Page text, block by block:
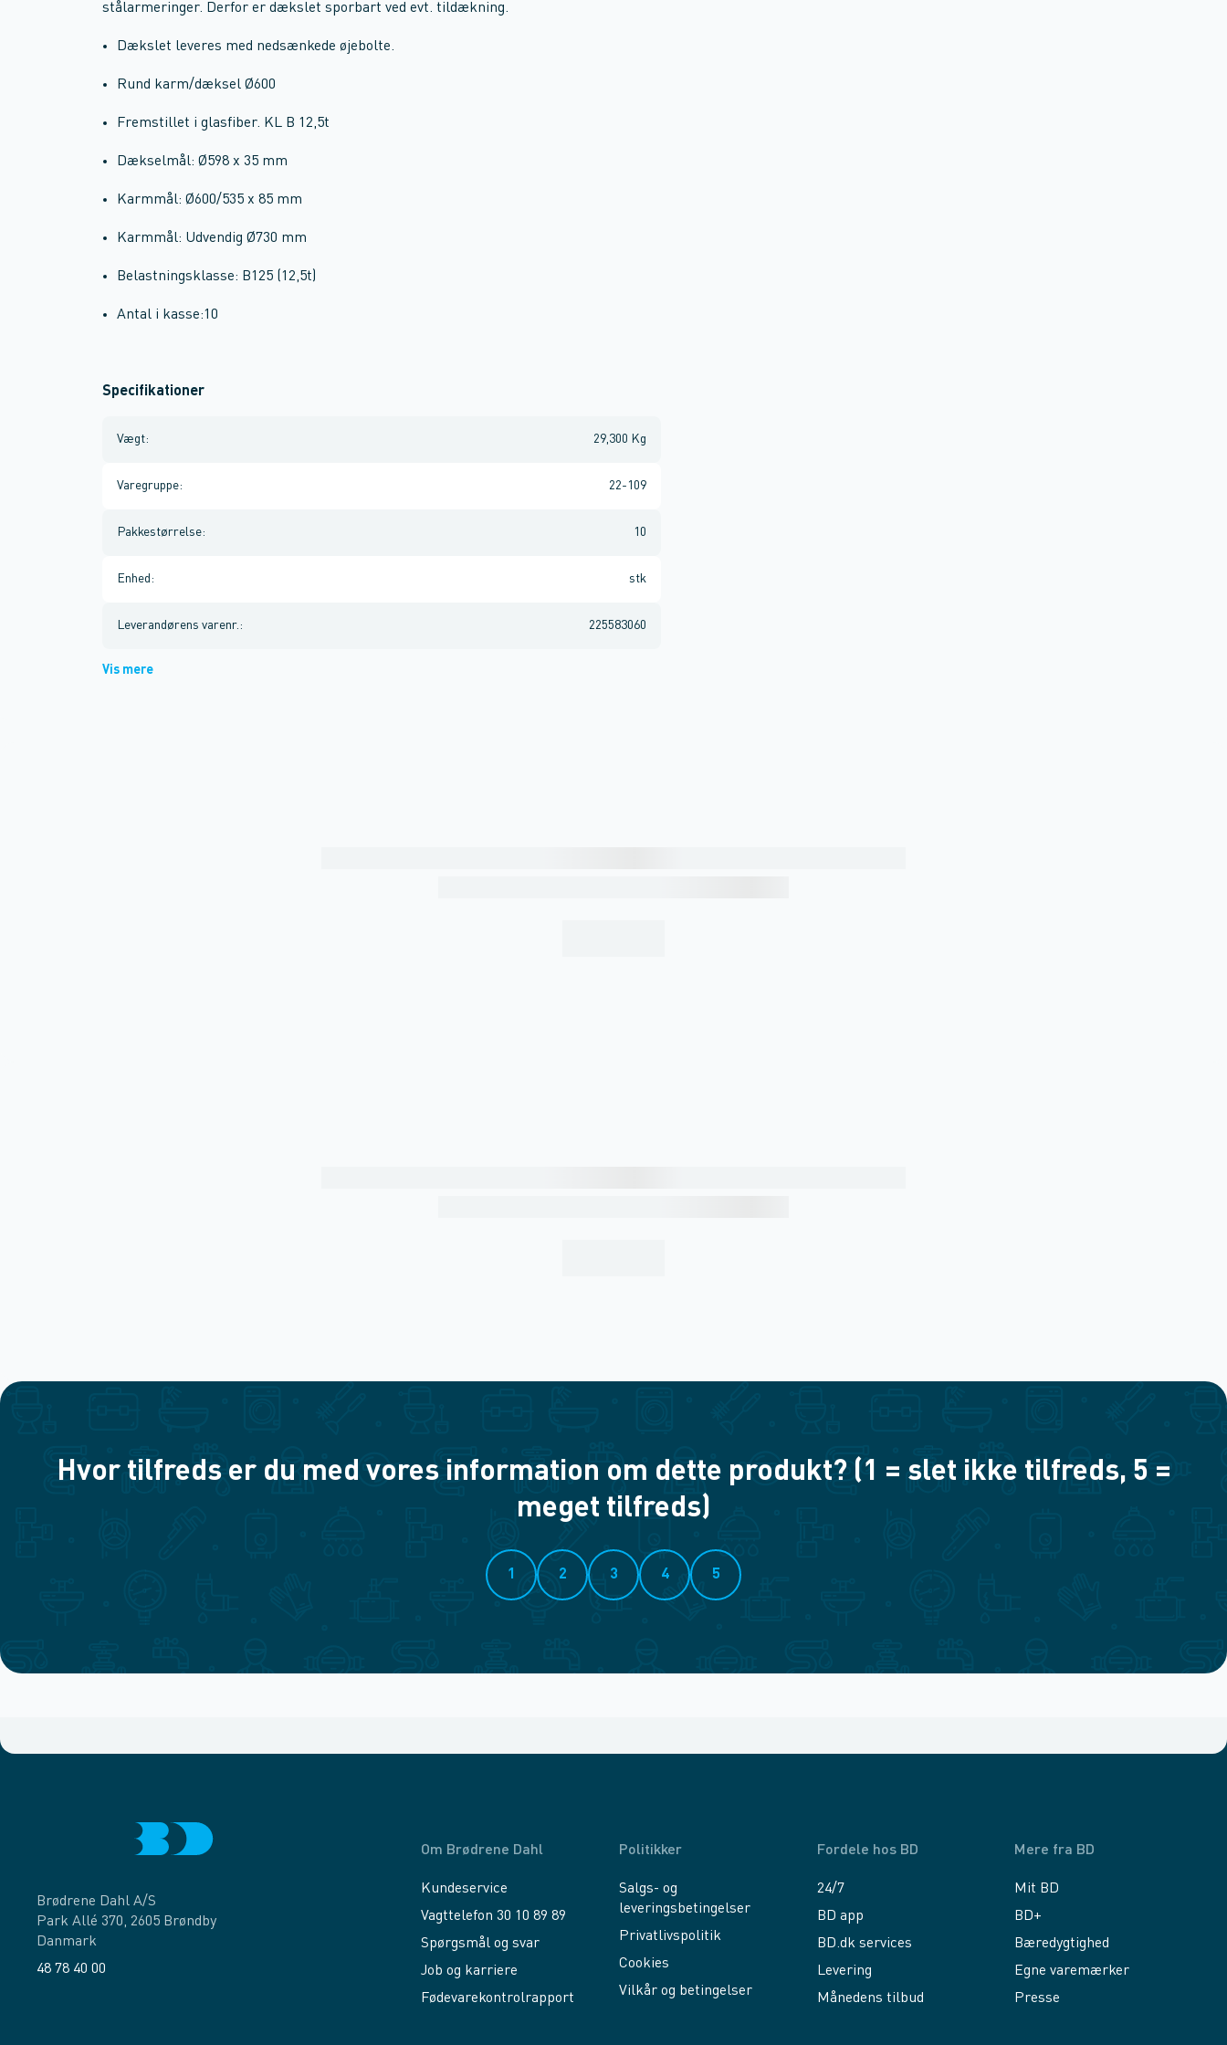
stålarmeringer. Derfor er dækslet sporbart ved evt. tildækning.
Dækslet leveres med nedsænkede øjebolte.
Rund karm/dæksel Ø600
Fremstillet i glasfiber. KL B 12,5t
Dækselmål: Ø598 x 35 mm
Karmmål: Ø600/535 x 85 mm
Karmmål: Udvendig Ø730 mm
Belastningsklasse: B125 (12,5t)
Antal i kasse:10
Specifikationer
Vægt: 29,300 Kg
Varegruppe: 22-109
Pakkestørrelse: 10
Enhed : stk
Leverandørens varenr. : 225583060
Vis mere
Hvor tilfreds er du med vores information om dette produkt? (1 = slet ikke tilfreds, 5 =
meget tilfreds)
1 2 3 4 5
Brødrene Dahl A/S
Park Allé 370, 2605 Brøndby
Danmark
48 78 40 00
Om Brødrene Dahl
Kundeservice
Vagttelefon 30 10 89 89
Spørgsmål og svar
Job og karriere
Fødevarekontrolrapport
Politikker
Salgs- og
leveringsbetingelser
Privatlivspolitik
Cookies
Vilkår og betingelser
Fordele hos BD
24/7
BD app
BD.dk services
Levering
Månedens tilbud
Mere fra BD
Mit BD
BD+
Bæredygtighed
Egne varemærker
Presse